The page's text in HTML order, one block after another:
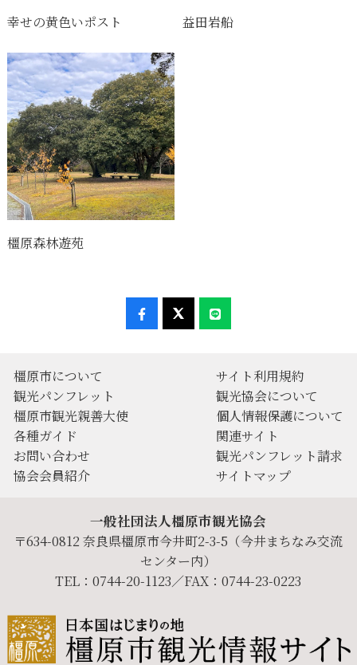
幸せの黄色いポスト 益田岩船
橿原森林遊苑
橿原市について
観光パンフレット
橿原市観光親善大使
各種ガイド
お問い合わせ
協会会員紹介
サイト利用規約
観光協会について
個人情報保護について
関連サイト
観光パンフレット請求
サイトマップ
一般社団法人橿原市観光協会
〒634-0812 奈良県橿原市今井町2-3-5（今井まちなみ交流
センター内）
TEL：0744-20-1123／FAX：0744-23-0223